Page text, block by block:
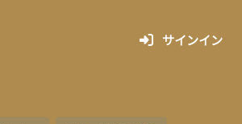
サインイン